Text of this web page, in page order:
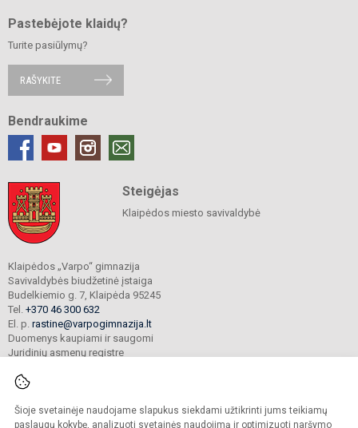
Šioje svetainėje naudojame slapukus siekdami užtikrinti jums teikiamų
paslaugų kokybę, analizuoti svetainės naudojimą ir optimizuoti naršymo
Pastebėjote klaidų?
Turite pasiūlymų?
RAŠYKITE
Bendraukime
Steigėjas
Klaipėdos miesto savivaldybė
Klaipėdos „Varpo“ gimnazija
Savivaldybės biudžetinė įstaiga
Budelkiemio g. 7, Klaipėda 95245
Tel. +370 46 300 632
El. p. rastine@varpogimnazija.lt
Duomenys kaupiami ir saugomi
Juridinių asmenų registre
© 2025. Klaipėdos „Varpo“ gimnazija. Visos teisės saugomos.